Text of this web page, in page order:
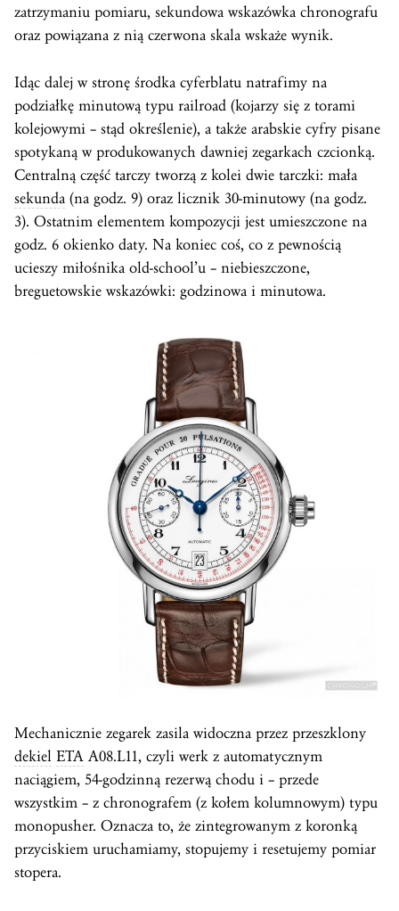
zatrzymaniu pomiaru, sekundowa wskazówka chronografu
oraz powiązana z nią czerwona skala wskaże wynik.
Idąc dalej w stronę środka cyferblatu natrafimy na
podziałkę minutową typu railroad (kojarzy się z torami
kolejowymi – stąd określenie), a także arabskie cyfry pisane
spotykaną w produkowanych dawniej zegarkach czcionką.
Centralną część tarczy tworzą z kolei dwie tarczki: mała
sekunda (na godz. 9) oraz licznik 30-minutowy (na godz.
3). Ostatnim elementem kompozycji jest umieszczone na
godz. 6 okienko daty. Na koniec coś, co z pewnością
ucieszy miłośnika old-school’u – niebieszczone,
breguetowskie wskazówki: godzinowa i minutowa.
Mechanicznie zegarek zasila widoczna przez przeszklony
dekiel ETA A08.L11, czyli werk z automatycznym
naciągiem, 54-godzinną rezerwą chodu i – przede
wszystkim – z chronografem (z kołem kolumnowym) typu
monopusher. Oznacza to, że zintegrowanym z koronką
przyciskiem uruchamiamy, stopujemy i resetujemy pomiar
stopera.